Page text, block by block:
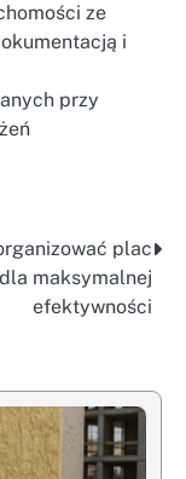
ze
i
przy
plac
maksymalnej
efektywności